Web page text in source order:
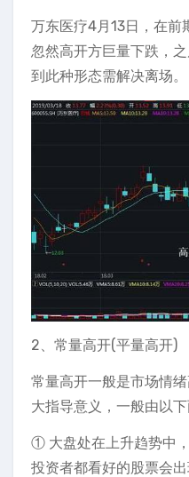
万东医疗4月13日，在前
忽然高开方巨量下跌，
到此种形态需解决离场。
2、常量高开(平量高开)
常量高开一般是市场情
大指导意义，一般由以下
① 大盘处在上升趋势中
投资者都看好的股票会